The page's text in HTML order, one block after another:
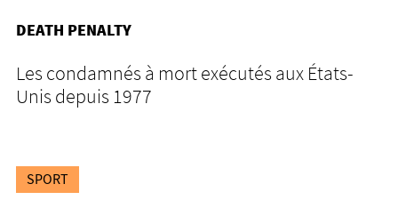
DEATH PENALTY
Les condamnés à mort exécutés aux États-
Unis depuis 1977
SPORT